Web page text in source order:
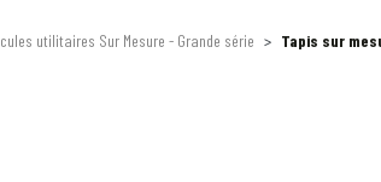
utilitaires Sur Mesure - Grande série Tapis sur